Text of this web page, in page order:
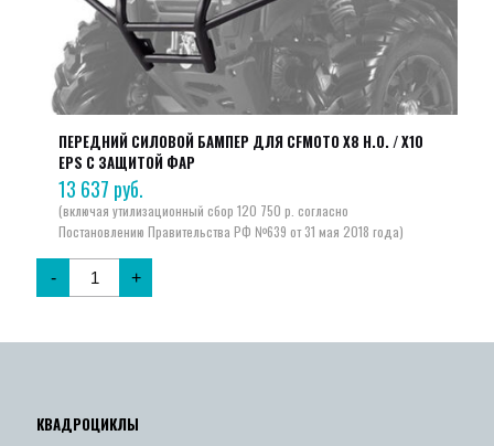
ПЕРЕДНИЙ СИЛОВОЙ БАМПЕР ДЛЯ CFMOTO X8 H.O. / X10
EPS С ЗАЩИТОЙ ФАР
13 637 руб.
- +
КВАДРОЦИКЛЫ